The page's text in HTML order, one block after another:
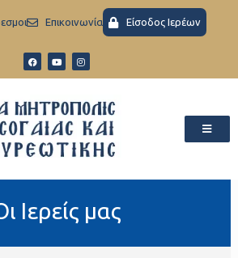
Eπικοινωνία Είσοδος Ιερέων
Ιερείς μας